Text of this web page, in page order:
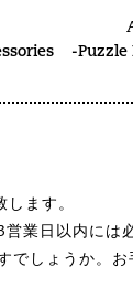
-Puzzle
ます。
業日以内には
でしょうか。お